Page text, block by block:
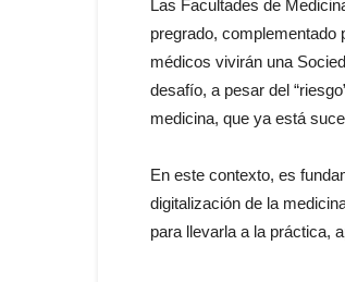
Las Facultades de
pregrado, complementado
médicos vivirán una
desafío, a pesar del
medicina, que ya está
En este contexto, es
digitalización de la
para llevarla a la práctica,